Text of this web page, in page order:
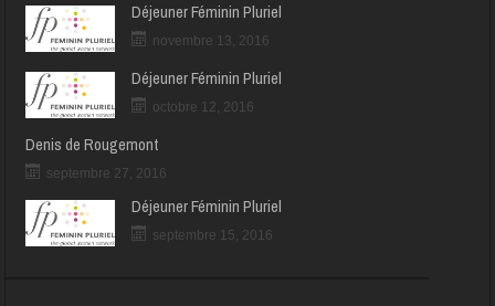
Déjeuner Féminin Pluriel
novembre 13, 2016
Déjeuner Féminin Pluriel
octobre 12, 2016
Denis de Rougemont
septembre 27, 2016
Déjeuner Féminin Pluriel
septembre 15, 2016